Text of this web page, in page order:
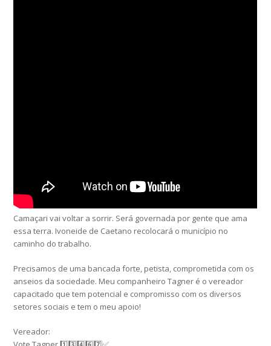
Camaçari vai voltar a sorrir. Será governada por gente que ama
essa terra. Ivoneide de Caetano recolocará o município no
caminho do trabalho.
Precisamos de uma bancada forte, petista, comprometida com os
anseios da sociedade. Meu companheiro Tagner é o vereador
capacitado que tem potencial e compromisso com os diversos
setores sociais e tem o meu apoio!
Vereador: